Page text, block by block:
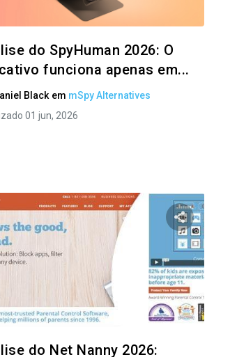
do SpyHuman 2026: O
funciona apenas em...
Black em mSpy Alternatives
01 jun, 2026
artigo
Copiar link Twitter
do Net Nanny 2026: